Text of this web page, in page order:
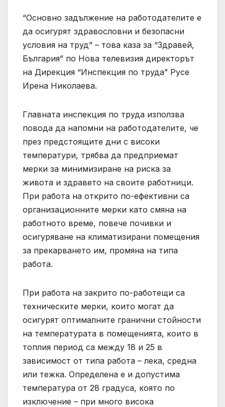
“Основно задължение на работодателите е
да осигурят здравословни и безопасни
условия на труд” – това каза за “Здравей,
България” по Нова телевизия директорът
на Дирекция “Инспекция по труда” Русе
Ирена Николаева.
Главната инспекция по труда използва
повода да напомни на работодателите, че
през предстоящите дни с високи
температури, трябва да предприемат
мерки за минимизиране на риска за
живота и здравето на своите работници.
При работа на открито по-ефективни са
организационните мерки като смяна на
работното време, повече почивки и
осигуряване на климатизирани помещения
за прекарването им, промяна на типа
работа.
При работа на закрито по-работещи са
техническите мерки, които могат да
осигурят оптималните гранични стойности
на температурата в помещенията, които в
топлия период са между 18 и 25 в
зависимост от типа работа – лека, средна
или тежка. Определена е и допустима
температура от 28 градуса, която по
изключение – при много висока